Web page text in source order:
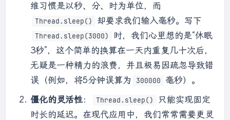
维习惯是以秒、分、时为单位，而
Thread.sleep() 却要求我们输入毫秒。写下
Thread.sleep(3000)
时，我们心里想的是“休眠
3秒”，这个简单的换算在一天内重复几十次后，
无疑是一种精力的浪费，并且极易因疏忽导致错
误（例如，将5分钟误算为
300000
毫秒）。
僵化的灵活性： Thread.sleep()
只能实现固定
时长的延迟。在现代应用中，我们常常需要更灵